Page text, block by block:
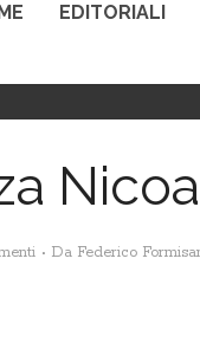
EDITORIALI
Da Federico